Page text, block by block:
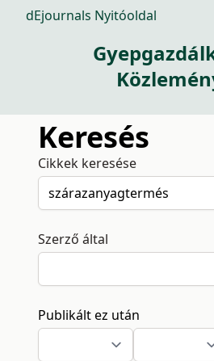
dEjournals Nyitóoldal
Keresés
Cikkek keresése
Szerző által
Publikált ez után